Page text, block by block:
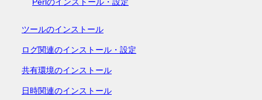
Perlのインストール・設定
ツールのインストール
ログ関連のインストール・設定
共有環境のインストール
日時関連のインストール